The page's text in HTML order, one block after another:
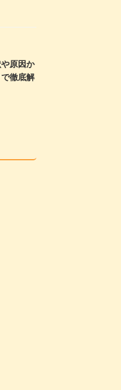
や原因か
徹底解